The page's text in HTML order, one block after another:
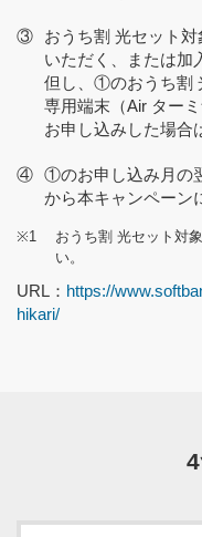
③ おうち割 光セット
いただく、または加
但し、①のおうち割
専用端末（Air ター
お申し込みした場合
④ ①のお申し込み月の
から本キャンペーン
※1
おうち割 光セット対
い。
URL： https://
hikari/